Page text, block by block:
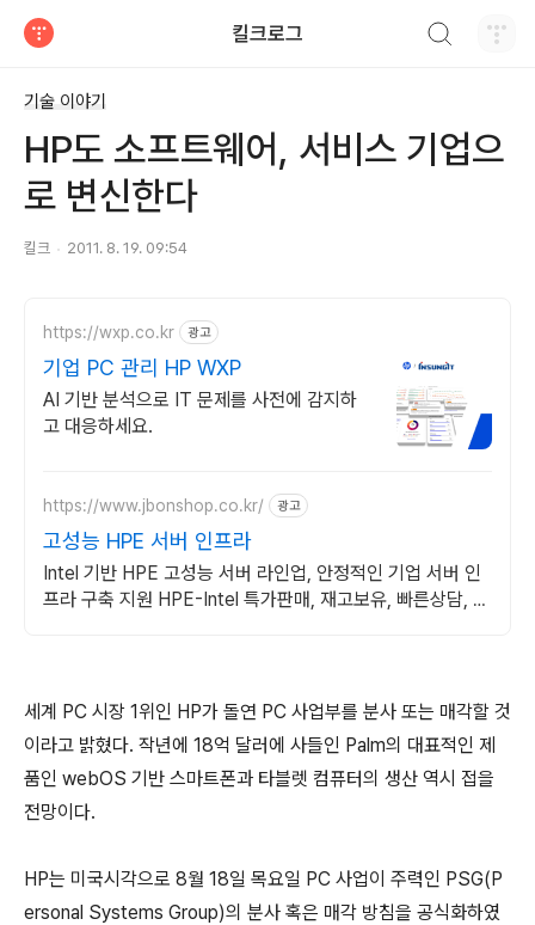
킬크로그
기술 이야기
HP도 소프트웨어, 서비스 기업으
로 변신한다
킬크 2011. 8. 19. 09:54
https://wxp.co.kr 광고
기업 PC 관리 HP WXP
AI 기반 분석으로 IT 문제를 사전에 감지하
고 대응하세요.
https://www.jbonshop.co.kr/ 광고
고성능 HPE 서버 인프라
Intel 기반 HPE 고성능 서버 라인업, 안정적인 기업 서버 인
프라 구축 지원 HPE-Intel 특가판매, 재고보유, 빠른상담, 기
세계 PC 시장 1위인 HP가 돌연 PC 사업부를 분사 또는 매각할 것
이라고 밝혔다. 작년에 18억 달러에 사들인 Palm의 대표적인 제
품인 webOS 기반 스마트폰과 타블렛 컴퓨터의 생산 역시 접을
전망이다.
HP는 미국시각으로 8월 18일 목요일 PC 사업이 주력인 PSG(P
ersonal Systems Group)의 분사 혹은 매각 방침을 공식화하였